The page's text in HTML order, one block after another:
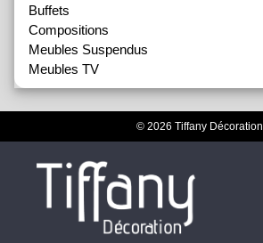
Buffets
Compositions
Meubles Suspendus
Meubles TV
© 2026 Tiffany Décoration